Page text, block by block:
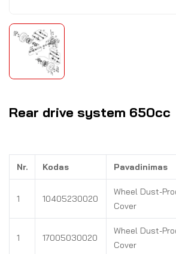
Rear drive system 650cc
Nr. Kodas Pavadinimas
1 10405230020
Wheel Dust-
Cover
1 17005030020
Wheel Dust-
Cover